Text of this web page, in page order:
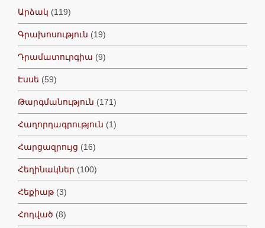
Արձակ (119)
Գրախոսություն (19)
Դրամատուրգիա (9)
Էսսե (59)
Թարգմանություն (171)
Հաղորդագրություն (1)
Հարցազրույց (16)
Հեղինակներ (100)
Հեքիաթ(3)
Հոդված (8)